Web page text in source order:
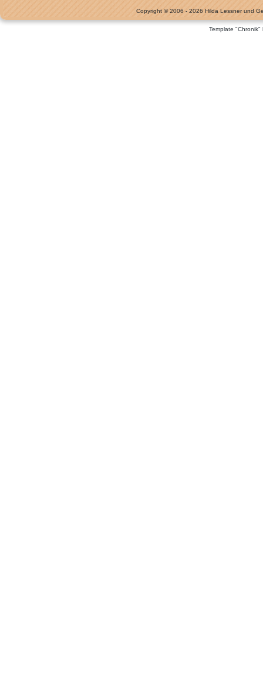
Copyright © 2006 - 2026 Hilda Lessner und
Template